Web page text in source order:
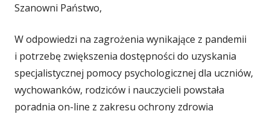
Szanowni Państwo,
W odpowiedzi na zagrożenia wynikające z pandemii
i potrzebę zwiększenia dostępności do uzyskania
specjalistycznej pomocy psychologicznej dla uczniów,
wychowanków, rodziców i nauczycieli powstała
poradnia on-line z zakresu ochrony zdrowia